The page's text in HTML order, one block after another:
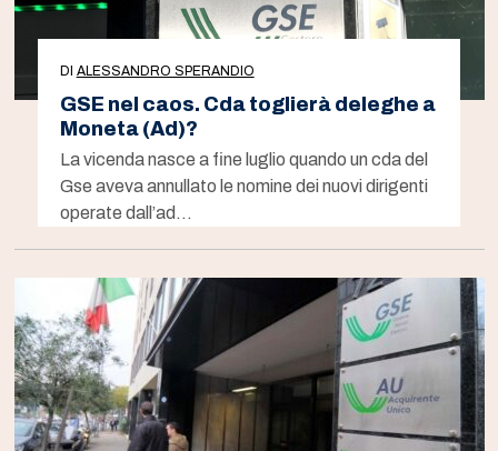
DI ALESSANDRO SPERANDIO
GSE nel caos. Cda toglierà deleghe a
Moneta (Ad)?
La vicenda nasce a fine luglio quando un cda del
Gse aveva annullato le nomine dei nuovi dirigenti
operate dall’ad…